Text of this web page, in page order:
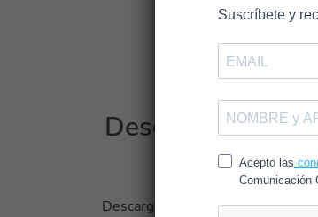
Descarga el
30 de junio
Descarga el Calendario de